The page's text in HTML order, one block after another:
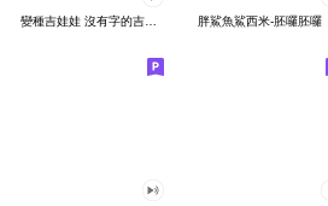
胖鯊魚鯊西米-胚囉胚囉